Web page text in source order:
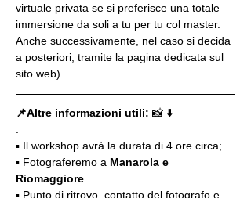
virtuale privata se si preferisce una totale
immersione da soli a tu per tu col master.
Anche successivamente, nel caso si decida
a posteriori, tramite la pagina dedicata sul
sito web).
📌Altre informazioni utili: 📸 ⬇️
▪️ Il workshop avrà la durata di 4 ore circa;
▪️ Fotograferemo a Manarola e
Riomaggiore
▪️ Punto di ritrovo, contatto del fotografo e